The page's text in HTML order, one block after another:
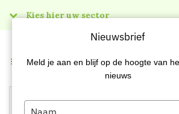
Kies hier uw sector
Menu
Nieuwsbrief
Meld je aan en blijf op de hoogte van
nieuws
Type